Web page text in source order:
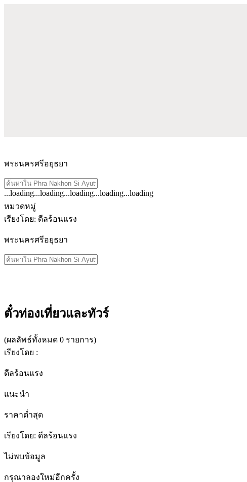
พระนครศรีอยุธยา
ดู
ผลลัพธ์
สำหรับ
Nakhon
...loading...loading...loading...loading...loading
หมวดหมู่
เรียงโดย: ดีลร้อนแรง
พระนครศรีอยุธยา
ทั้งหมด
สำหรับ
Nakhon
Si
Ayutthaya
ตั๋วท่องเที่ยวและทัวร์
(ผลลัพธ์ทั้งหมด 0 รายการ)
เรียงโดย :
ดีลร้อนแรง
แนะนำ
ราคาต่ำสุด
เรียงโดย: ดีลร้อนแรง
ไม่พบข้อมูล
กรุณาลองใหม่อีกครั้ง